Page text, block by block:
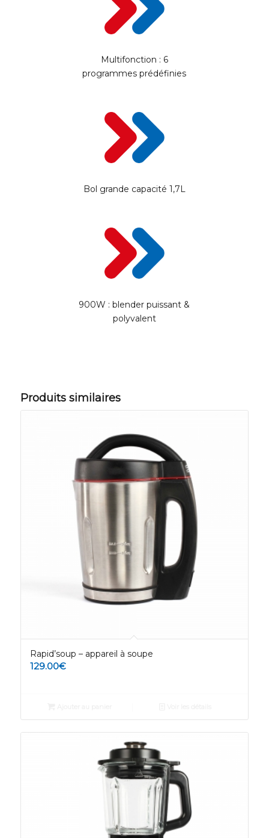
Multifonction : 6
programmes prédéfinies
Bol grande capacité 1,7L
900W : blender puissant &
polyvalent
Produits similaires
Rapid’soup – appareil à soupe
129.00€